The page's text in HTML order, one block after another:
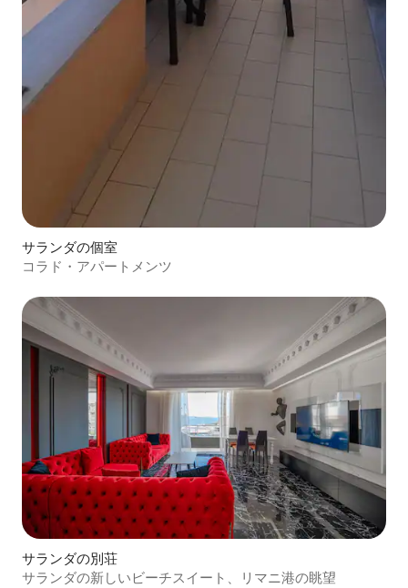
サランダの個室
コラド・アパートメンツ
サランダの別荘
サランダの新しいビーチスイート、リマニ港の眺望